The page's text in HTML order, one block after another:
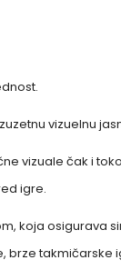
vizuelnu
vizuale čak i
igre.
koja
brze takmičarske